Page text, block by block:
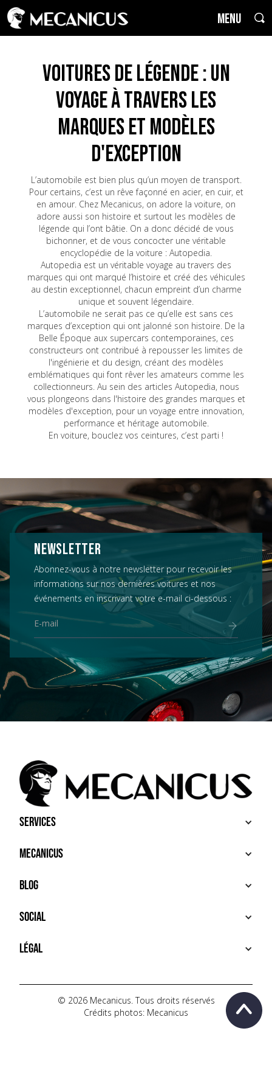
MENU
Voitures de Légende : un
voyage à travers les
marques et modèles
d'exception
L’automobile est bien plus qu’un moyen de transport.
Pour certains, c’est un rêve façonné en acier, en cuir, et
en amour. Chez Mecanicus, on adore la voiture, on
adore aussi son histoire et surtout les modèles de
légende qui l’ont bâtie. On a donc décidé de vous
bichonner, et de vous concocter une véritable
encyclopédie de la voiture : Autopedia.
Autopedia est un véritable voyage au travers des
marques qui ont marqué l’histoire et créé des véhicules
au destin exceptionnel, chacun empreint d’un charme
unique et souvent légendaire.
L’automobile ne serait pas ce qu’elle est sans ces
marques d’exception qui ont jalonné son histoire. De la
Belle Époque aux supercars contemporaines, ces
constructeurs ont contribué à repousser les limites de
l'ingénierie et du design, créant des modèles
emblématiques qui font rêver les amateurs comme les
collectionneurs. Au sein des articles Autopedia, nous
vous plongeons dans l'histoire des grandes marques et
modèles d'exception, pour un voyage entre innovation,
performance et héritage automobile.
En voiture, bouclez vos ceintures, c’est parti !
NEWSLETTER
Abonnez-vous à notre newsletter pour recevoir les
informations sur nos dernières voitures et nos
événements en inscrivant votre e-mail ci-dessous :
Services
ACHETER
VENDRE
SERVICES PREMIUM
Mecanicus
À PROPOS
HOUSE MECANICUS
CONTACT
Blog
NEWS
VIDÉOS
AUTOPÉDIA
Social
INSTAGRAM
TIKTOK
YOUTUBE
Légal
POLITIQUE DE CONFIDENTIALITÉ
© 2026 Mecanicus. Tous droits réservés
Crédits photos: Mecanicus